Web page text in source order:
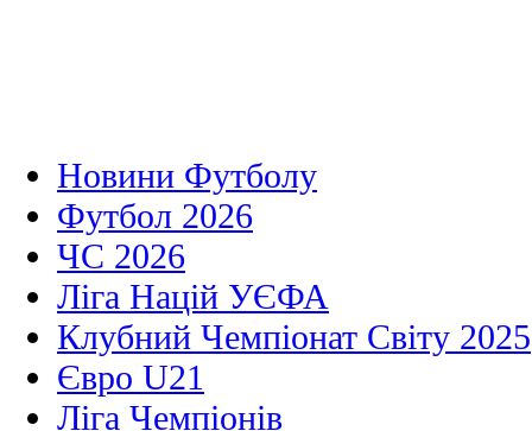
Новини Футболу
Футбол 2026
ЧС 2026
Ліга Націй УЄФА
Клубний Чемпіонат Світу 2025
Євро U21
Ліга Чемпіонів